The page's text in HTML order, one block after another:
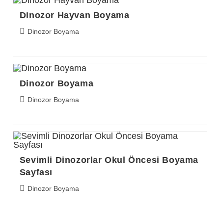
Dinozor Hayvan Boyama
PostDinozor Boyama
Dinozor Boyama
PostDinozor Boyama
Sevimli Dinozorlar Okul Öncesi Boyama
Sayfası
PostDinozor Boyama